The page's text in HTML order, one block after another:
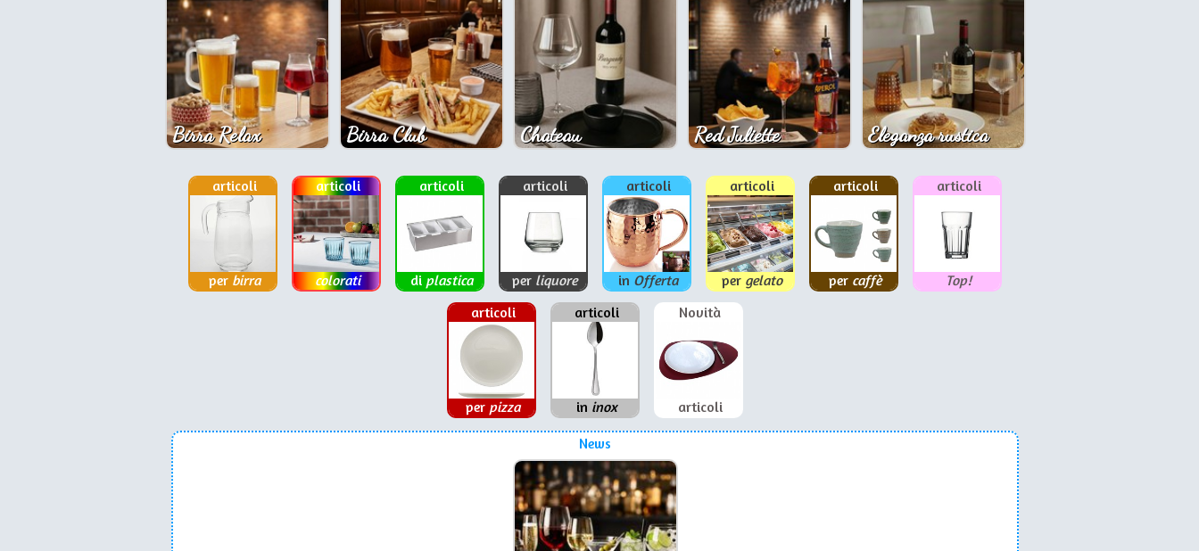
Birra Relax Birra Club Chateau Red Juliette Eleganza rustica
articoli
per birra
articoli
colorati
articoli
di plastica
articoli
per liquore
articoli
in Offerta
articoli
per gelato
articoli
per caffè
articoli
Top!
articoli
per pizza
articoli
in inox
Novità
articoli
News